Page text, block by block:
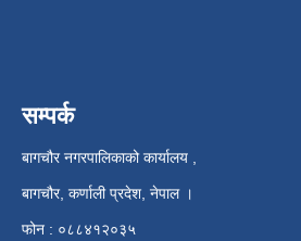
सम्पर्क
बागचौर नगरपालिकाको कार्यालय ,
बागचौर, कर्णाली प्रदेश, नेपाल ।
फोन : ०८८४१२०३५